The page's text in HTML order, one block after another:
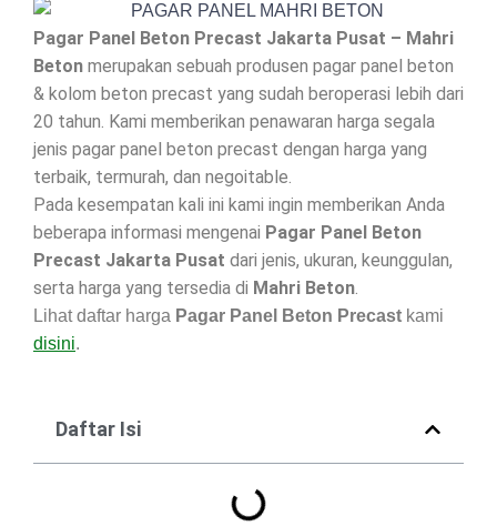
Pagar Panel Beton Precast Jakarta Pusat – Mahri
Beton merupakan sebuah produsen pagar panel beton
& kolom beton precast yang sudah beroperasi lebih dari
20 tahun. Kami memberikan penawaran harga segala
jenis pagar panel beton precast dengan harga yang
terbaik, termurah, dan negoitable.
Pada kesempatan kali ini kami ingin memberikan Anda
beberapa informasi mengenai Pagar Panel Beton
Precast Jakarta Pusat dari jenis, ukuran, keunggulan,
serta harga yang tersedia di Mahri Beton.
Lihat daftar harga Pagar Panel Beton Precast kami
disini.
Daftar Isi